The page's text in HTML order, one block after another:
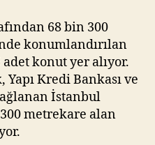
68 bin 300
konumlandırılan
konut yer alıyor.
Kredi Bankası ve
İstanbul
metrekare alan